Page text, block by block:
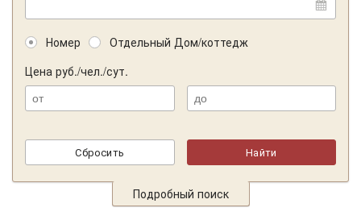
Номер
Отдельный Дом/коттедж
Цена руб./чел./сут.
Подробный поиск